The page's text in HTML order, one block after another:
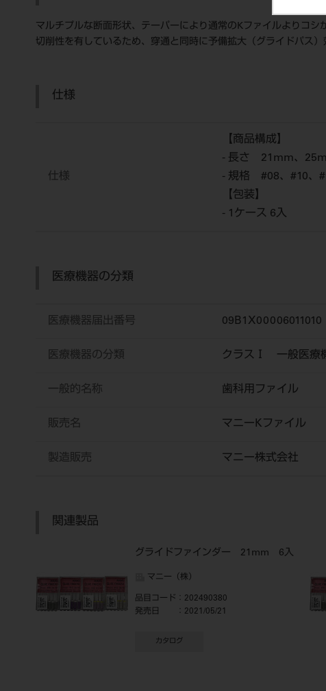
マルチプルな断面形状、テーパーにより通常のKファイルよりコ
切削性を有しているため、穿通と同時に予備拡大（グライドパス）
仕様
仕様
【商品構成】
- 長さ 21mm、
- 規格 #08、#10、
【包装】
- 1ケース 6入
医療機器の分類
医療機器届出番号 09B1X00006011010
医療機器の分類 クラスⅠ 一般医療
一般的名称 歯科用ファイル
販売名 マニーKファイル
製造販売 マニー株式会社
関連製品
グライドファインダー 21mm 6入
マニー（株）
品目コード ：202490380
発売日
：2021/05/21
カタログ